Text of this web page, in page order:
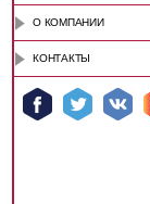
О КОМПАНИИ
КОНТАКТЫ